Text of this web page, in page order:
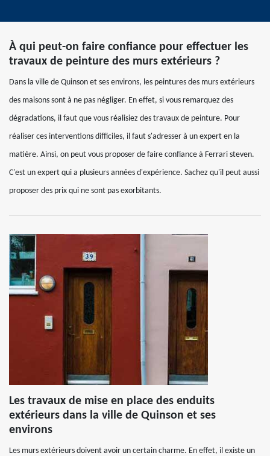
À qui peut-on faire confiance pour effectuer les
travaux de peinture des murs extérieurs ?
Dans la ville de Quinson et ses environs, les peintures des murs extérieurs
des maisons sont à ne pas négliger. En effet, si vous remarquez des
dégradations, il faut que vous réalisiez des travaux de peinture. Pour
réaliser ces interventions difficiles, il faut s'adresser à un expert en la
matière. Ainsi, on peut vous proposer de faire confiance à Ferrari steven.
C'est un expert qui a plusieurs années d'expérience. Sachez qu'il peut aussi
proposer des prix qui ne sont pas exorbitants.
Les travaux de mise en place des enduits
extérieurs dans la ville de Quinson et ses
environs
Les murs extérieurs doivent avoir un certain charme. En effet, il existe un